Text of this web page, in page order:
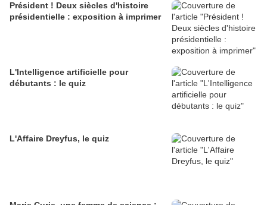
Président ! Deux siècles d'histoire
présidentielle : exposition à imprimer
L'Intelligence artificielle pour
débutants : le quiz
L'Affaire Dreyfus, le quiz